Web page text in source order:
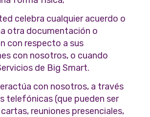
celebra cualquier acuerdo o
otra documentación o
con respecto a sus
con nosotros, o cuando
de Big Smart.
con nosotros, a través
telefónicas (que pueden ser
reuniones presenciales,